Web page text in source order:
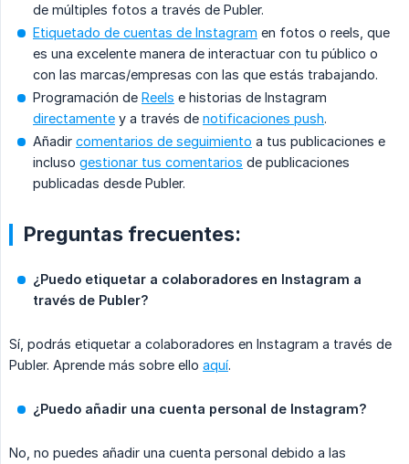
de múltiples fotos a través de Publer.
Etiquetado de cuentas de Instagram en fotos o reels, que
es una excelente manera de interactuar con tu público o
con las marcas/empresas con las que estás trabajando.
Programación de Reels e historias de Instagram
directamente y a través de notificaciones push.
Añadir comentarios de seguimiento a tus publicaciones e
incluso gestionar tus comentarios de publicaciones
publicadas desde Publer.
Preguntas frecuentes:
¿Puedo etiquetar a colaboradores en Instagram a
través de Publer?
Sí, podrás etiquetar a colaboradores en Instagram a través de
Publer. Aprende más sobre ello aquí.
¿Puedo añadir una cuenta personal de Instagram?
No, no puedes añadir una cuenta personal debido a las